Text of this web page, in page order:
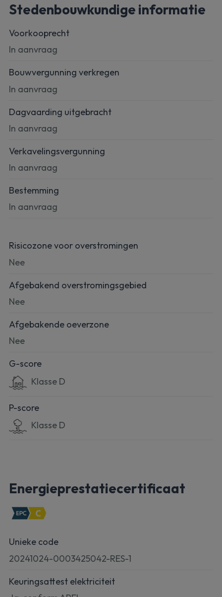
Stedenbouwkundige informatie
Voorkooprecht
In aanvraag
Bouwvergunning verkregen
In aanvraag
Dagvaarding uitgebracht
In aanvraag
Verkavelingsvergunning
In aanvraag
Bestemming
In aanvraag
Risicozone voor overstromingen
Nee
Afgebakend overstromingsgebied
Nee
Afgebakende oeverzone
Nee
G-score
Klasse D
P-score
Klasse D
Energieprestatiecertificaat
Unieke code
20241024-0003425042-RES-1
Keuringsattest elektriciteit